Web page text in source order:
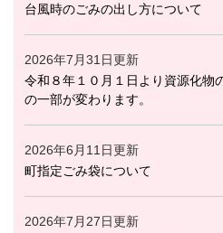
台風時のごみの出し方について
2026年7月31日更新
令和８年１０月１日より資源化物
の一部が変わります。
2026年6月11日更新
町指定ごみ袋について
2026年7月27日更新